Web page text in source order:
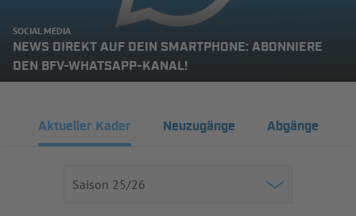
SOCIAL MEDIA
NEWS DIREKT AUF DEIN SMARTPHONE: ABONNIERE
DEN BFV-WHATSAPP-KANAL!
Aktueller Kader Neuzugänge Abgänge